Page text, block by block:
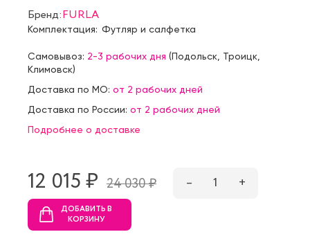
Бренд:FURLA
Комплектация: Футляр и салфетка
Самовывоз: 2-3 рабочих дня (Подольск Троицк
Климовск)
Доставка по МО: от 2 рабочих дней
Доставка по России: от 2 рабочих дней
Подробнее о доставке
12 015 ₷ 24 030 ₷ – 1 +
ДОБАВИТЬ В
КОРЗИНУ